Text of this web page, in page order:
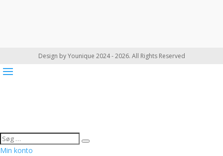
Design by Younique 2024 - 2026. All Rights Reserved
Min konto